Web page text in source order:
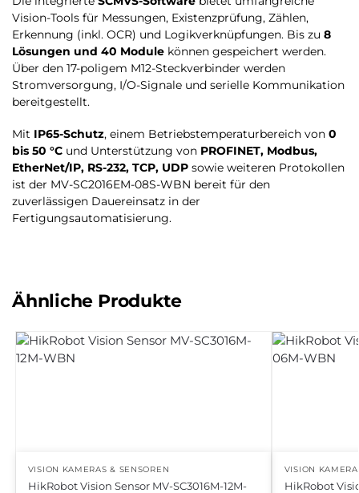
Vision-Tools für Messungen, Existenzprüfung, Zählen,
Erkennung (inkl. OCR) und Logikverknüpfungen. Bis zu 8
Lösungen und 40 Module können gespeichert werden.
Über den 17-poligem M12-Steckverbinder werden
Stromversorgung, I/O-Signale und serielle Kommunikation
bereitgestellt.
Mit IP65-Schutz, einem Betriebstemperaturbereich von 0
bis 50 °C und Unterstützung von PROFINET, Modbus,
EtherNet/IP, RS-232, TCP, UDP sowie weiteren Protokollen
ist der MV-SC2016EM-08S-WBN bereit für den
zuverlässigen Dauereinsatz in der
Fertigungsautomatisierung.
Ähnliche Produkte
VISION KAMERAS & SENSOREN
HikRobot Vision Sensor MV-SC3016M-12M-
VISION
HikRobot